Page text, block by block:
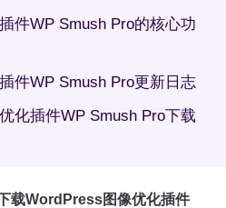
件WP Smush Pro的核心功
件WP Smush Pro更新日志
插件WP Smush Pro下载
载WordPress图像优化插件